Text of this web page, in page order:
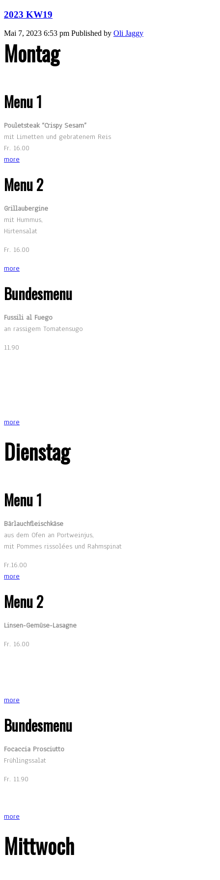
2023 KW19
Mai 7, 2023 6:53 pm Published by Oli Jaggy
Montag
Menu 1
Pouletsteak “Crispy Sesam”
mit Limetten und gebratenem Reis
Fr. 16.00
more
Menu 2
Grillaubergine
mit Hummus,
Hirtensalat
Fr. 16.00
more
Bundesmenu
Fussili al Fuego
an rassigem Tomatensugo
11.90
more
Dienstag
Menu 1
Bärlauchfleischkäse
aus dem Ofen an Portweinjus,
mit Pommes rissolées und Rahmspinat
Fr.16.00
more
Menu 2
Linsen-Gemüse-Lasagne
Fr. 16.00
more
Bundesmenu
Focaccia Prosciutto
Frühlingssalat
Fr. 11.90
more
Mittwoch